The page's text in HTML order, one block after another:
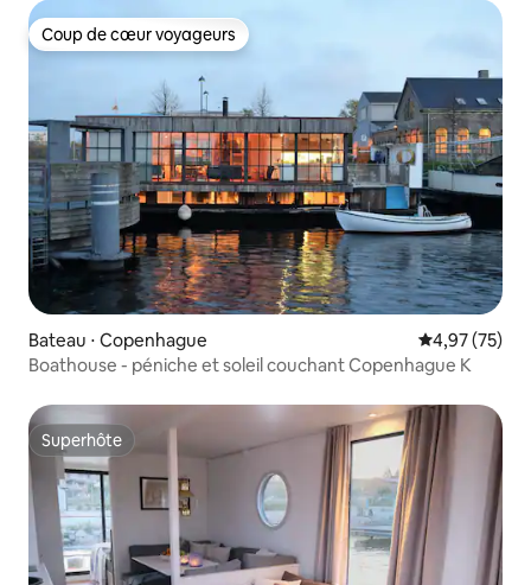
Coup de cœur voyageurs
Coup de cœur voyageurs
Bateau ⋅ Copenhague Évaluation
4,97 (75)
Boathouse - péniche et soleil couchant Copenhague K
Superhôte
Superhôte